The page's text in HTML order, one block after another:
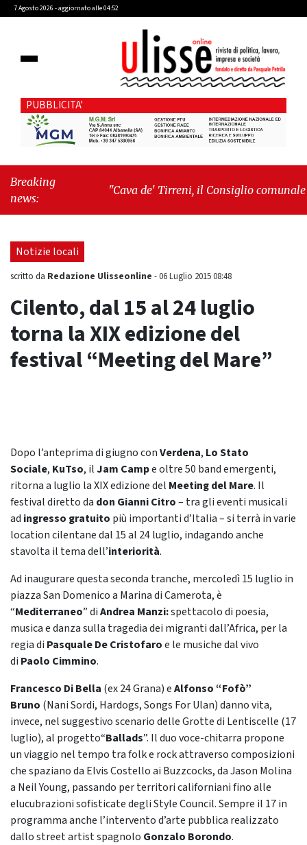
7 Agosto 2026 - aggiornato alle 04:52
PUBBLICITA'
Breaking
news:
"Cava de' Tirreni, il Consiglio comunale
Mare, giornata storica: la ceramica ammessa
alla fase europea per l’IGP"
Notizie locali
scritto da Redazione Ulisseonline -06 Luglio 2015 08:48
Cilento, dal 15 al 24 luglio
torna la XIX edizione del
festival “Meeting del Mare”
Dopo l’anteprima di giugno conVerdena, Lo Stato
Sociale, KuTso, il Jam Campe oltre 50 band emergenti,
ritorna a luglio la XIX edizione del Meeting del Mare. Il
festival diretto da don Gianni Citro– tra gli eventi musicali
ad ingresso gratuito più importanti d’Italia – si terrà in varie
location cilentane dal 15 al 24 luglio, indagando anche
stavolta il tema dell’interiorità.
Ad inaugurare questa seconda tranche, mercoledì 15 luglio in
piazza San Domenico a Marina di Camerota, è
“Mediterraneo” diAndrea Manzi:spettacolo di poesia,
musica e danza sulla tragedia dei migranti dall’Africa, per la
regia di Pasquale De Cristofaroe le musiche dal vivo
di Paolo Cimmino.
Francesco Di Bella (ex 24 Grana) eAlfonso “Fofò”
Bruno (Nani Sordi, Hardogs, Songs For Ulan) danno vita,
invece, nel suggestivo scenario delle Grotte di Lentiscelle (17
luglio), al progetto“Ballads”. Il duo voce-chitarra propone
un viaggio nel tempo tra folk e rock attraverso composizioni
che spaziano da Elvis Costello ai Buzzcocks, da Jason Molina
a Neil Young, passando per territori californiani fino alle
elucubrazioni sofisticate degli Style Council. Sempre il 17 in
programma anche l’intervento d’arte pubblica realizzato
dallo street artist spagnolo Gonzalo Borondo.